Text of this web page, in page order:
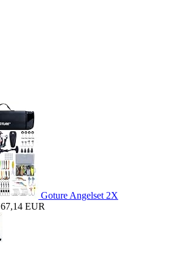
Goture Angelset 2X
67,14 EUR